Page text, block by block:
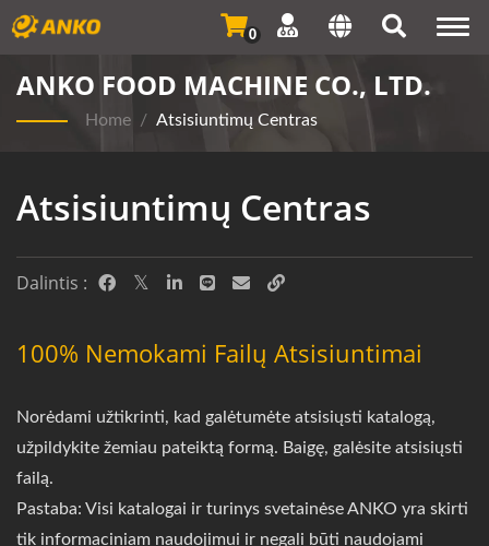
0
ANKO FOOD MACHINE CO., LTD.
Home / Atsisiuntimų Centras
Atsisiuntimų Centras
Dalintis :
100% Nemokami Failų Atsisiuntimai
Norėdami užtikrinti, kad galėtumėte atsisiųsti katalogą,
užpildykite žemiau pateiktą formą. Baigę, galėsite atsisiųsti
failą.
Pastaba: Visi katalogai ir turinys svetainėse ANKO yra skirti
tik informaciniam naudojimui ir negali būti naudojami